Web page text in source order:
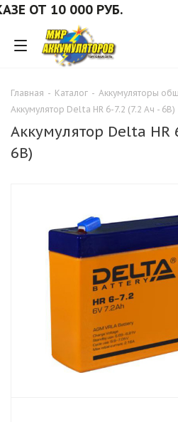
ОТ 10 000 РУБ.
Главная - Каталог - Аккумуляторы
Аккумулятор Delta HR 6-7.2 (7.2 Ач - 6В)
Аккумулятор Delta HR
6В)